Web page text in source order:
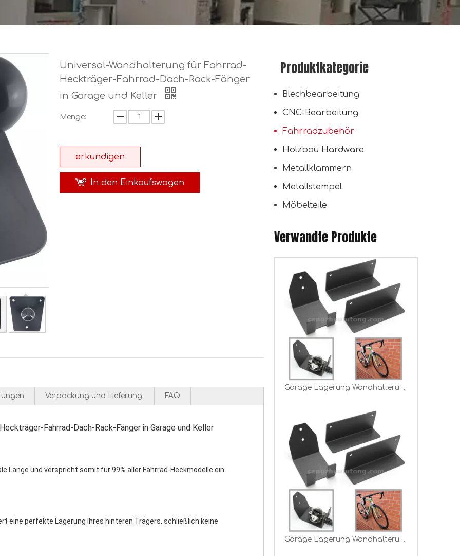
Universal-Wandhalterung für Fahrrad-
Heckträger-Fahrrad-Dach-Rack-Fänger
in Garage und Keller
Menge:
erkundigen
In den Einkaufswagen
Verpackung und Lieferung. FAQ
Fahrrad-Dach-Rack-Fänger in Garage und Keller
Länge und verspricht somit für 99% aller Fahrrad-Heckmodelle ein
eine perfekte Lagerung Ihres hinteren Trägers, schließlich keine
Produktkategorie
Blechbearbeitung
CNC-Bearbeitung
Fahrradzubehör
Holzbau Hardware
Metallklammern
Metallstempel
Möbelteile
Verwandte Produkte
Garage Lagerung Wandhalterung Fahrrad Fahrrad Radfahren Pedal Aufhänger Stand Haken Rack
Garage Lagerung Wandhalterung Fahrrad Fahrrad Fahrrad Pedal Kleiderbügel Stand Haken Rack